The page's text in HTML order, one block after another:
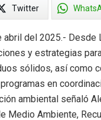
Twitter
abril del 2025.- Desde
y estrategias
sólidos, así como
en
ambiental señaló
Medio Ambiente,